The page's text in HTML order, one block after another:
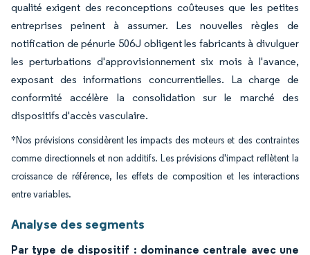
qualité exigent des reconceptions coûteuses que les petites
entreprises peinent à assumer. Les nouvelles règles de
notification de pénurie 506J obligent les fabricants à divulguer
les perturbations d'approvisionnement six mois à l'avance,
exposant des informations concurrentielles. La charge de
conformité accélère la consolidation sur le marché des
dispositifs d'accès vasculaire.
*Nos prévisions considèrent les impacts des moteurs et des contraintes
comme directionnels et non additifs. Les prévisions d'impact reflètent la
croissance de référence, les effets de composition et les interactions
entre variables.
Analyse des segments
Par type de dispositif : dominance centrale avec une